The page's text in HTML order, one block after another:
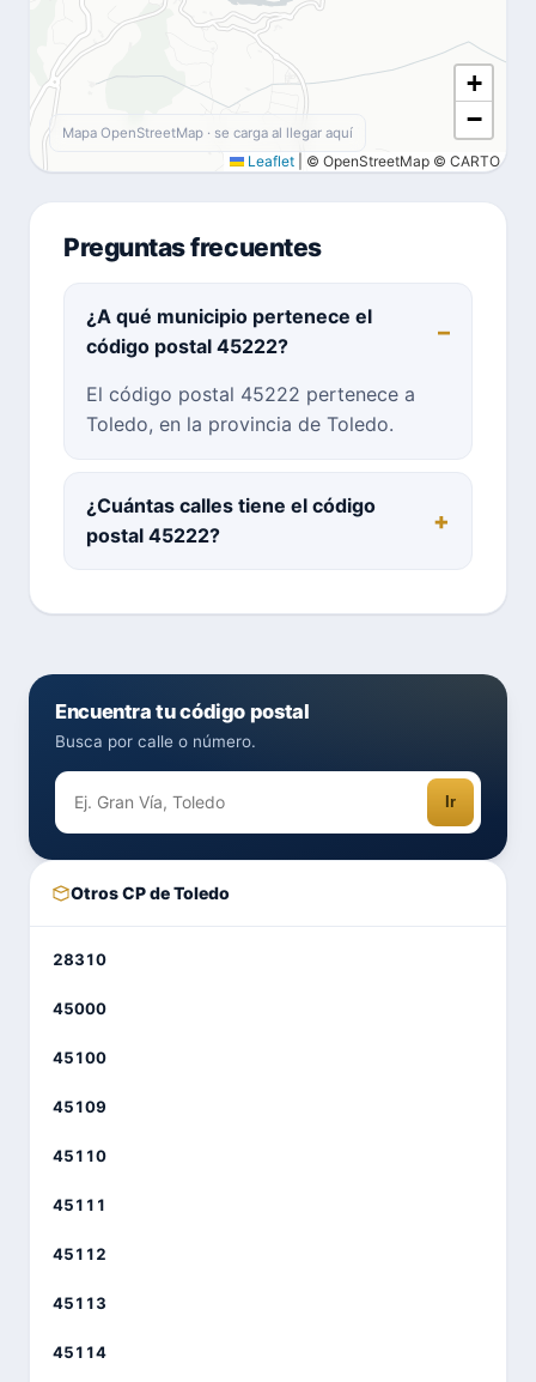
+
−
Leaflet © OpenStreetMap © CARTO
Mapa OpenStreetMap · se carga al llegar aquí
Preguntas frecuentes
¿A qué municipio pertenece el
código postal 45222?
El código postal 45222 pertenece a
Toledo, en la provincia de Toledo.
¿Cuántas calles tiene el código
postal 45222?
Encuentra tu código postal
Busca por calle o número.
Ir
Otros CP de Toledo
28310
45000
45100
45109
45110
45111
45112
45113
45114